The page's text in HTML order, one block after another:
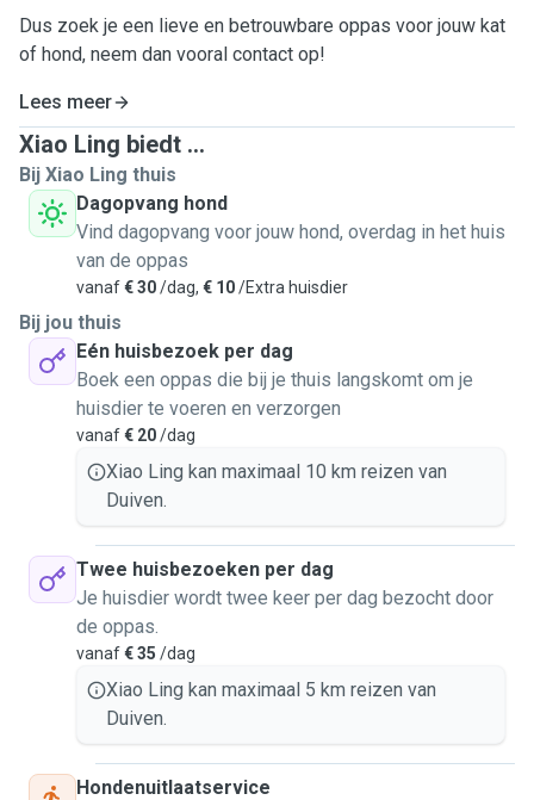
Dus zoek je een lieve en betrouwbare oppas voor jouw kat
of hond, neem dan vooral contact op!
Lees meer
Xiao Ling biedt ...
Bij Xiao Ling thuis
Dagopvang hond
Vind dagopvang voor jouw hond, overdag in het huis
van de oppas
vanaf€ 30/dag, € 10/Extra huisdier
Bij jou thuis
Eén huisbezoek per dag
Boek een oppas die bij je thuis langskomt om je
huisdier te voeren en verzorgen
vanaf€ 20/dag
Xiao Ling kan maximaal 10 km reizen van
Duiven.
Twee huisbezoeken per dag
Je huisdier wordt twee keer per dag bezocht door
de oppas.
vanaf€ 35 /dag
Xiao Ling kan maximaal 5 km reizen van
Duiven.
Hondenuitlaatservice